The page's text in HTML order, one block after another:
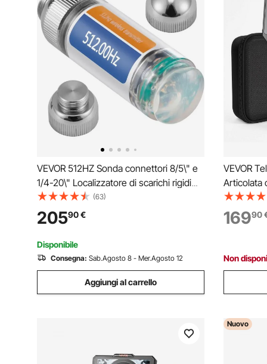
VEVOR 512HZ Sonda connettori 8/5\" e
1/4-20\" Localizzatore di scarichi rigidi
per localizzare e rilevare piccole
fognature e condotte, Argento
(63)
20590€
Disponibile
Consegna: Sab.Agosto 8 - Mer.Agosto 12
Aggiungi al carrello
VEVOR
Articolata
Rotazione
Schermo
Batteria
16990
Non
Nuovo